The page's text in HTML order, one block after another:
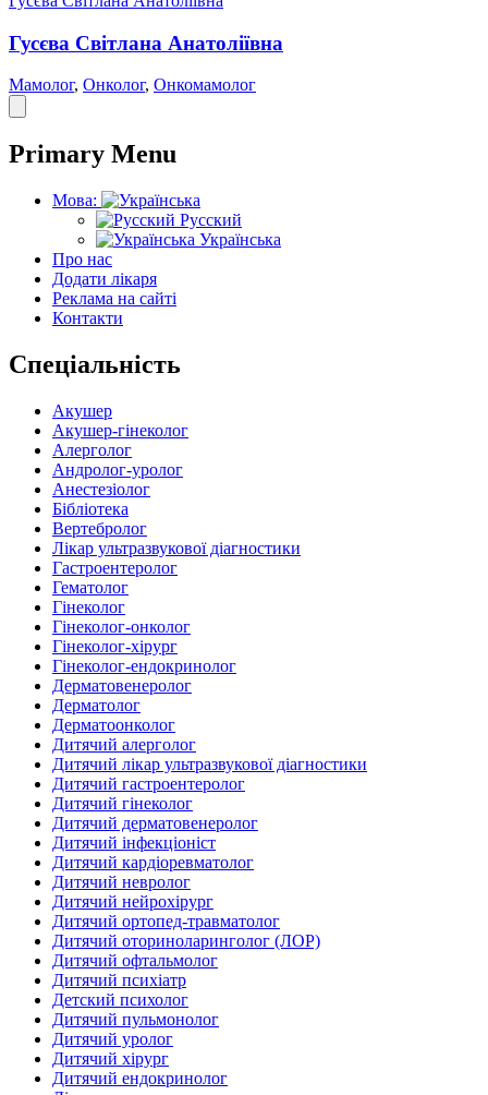
Гусєва Світлана Анатоліївна
Мамолог, Онколог, Онкомамолог
Primary Menu
Мова:
Русский
Українська
Про нас
Додати лікаря
Реклама на сайті
Контакти
Спеціальність
Акушер
Акушер-гінеколог
Алерголог
Андролог-уролог
Анестезіолог
Бібліотека
Вертебролог
Лікар ультразвукової діагностики
Гастроентеролог
Гематолог
Гінеколог
Гінеколог-онколог
Гінеколог-хірург
Гінеколог-ендокринолог
Дерматовенеролог
Дерматолог
Дерматоонколог
Дитячий алерголог
Дитячий лікар ультразвукової діагностики
Дитячий гастроентеролог
Дитячий гінеколог
Дитячий дерматовенеролог
Дитячий інфекціоніст
Дитячий кардіоревматолог
Дитячий невролог
Дитячий нейрохірург
Дитячий ортопед-травматолог
Дитячий оториноларинголог (ЛОР)
Дитячий офтальмолог
Дитячий психіатр
Детский психолог
Дитячий пульмонолог
Дитячий уролог
Дитячий хірург
Дитячий ендокринолог